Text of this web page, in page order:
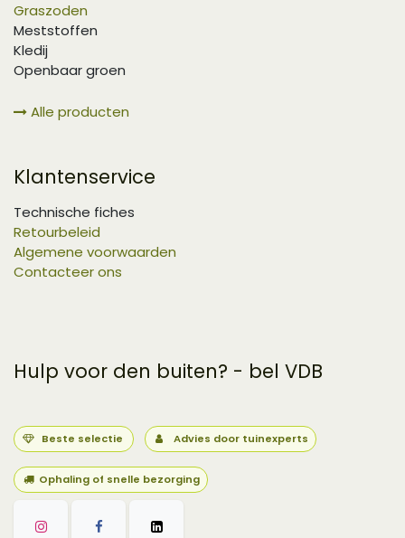
Graszoden
Meststoffen
Kledij
Openbaar groen
Alle producten
Klantenservice
Technische fiches
Retourbeleid
Algemene voorwaarden
Contacteer ons
Hulp voor den buiten? - bel VDB
Beste selectie Advies door tuinexperts
Ophaling of snelle bezorging